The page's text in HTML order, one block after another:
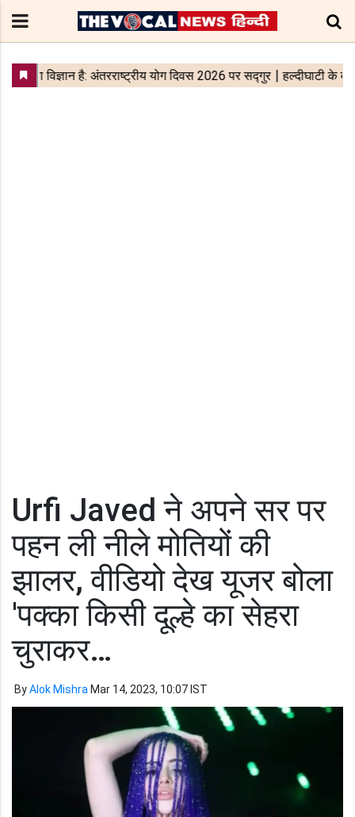
Urfi Javed ने अपने सर पर
पहन ली नीले मोतियों की
झालर, वीडियो देख यूजर बोला
'पक्का किसी दूल्हे का सेहरा
चुराकर…
ByAlok Mishra Mar 14, 2023, 10:07 IST